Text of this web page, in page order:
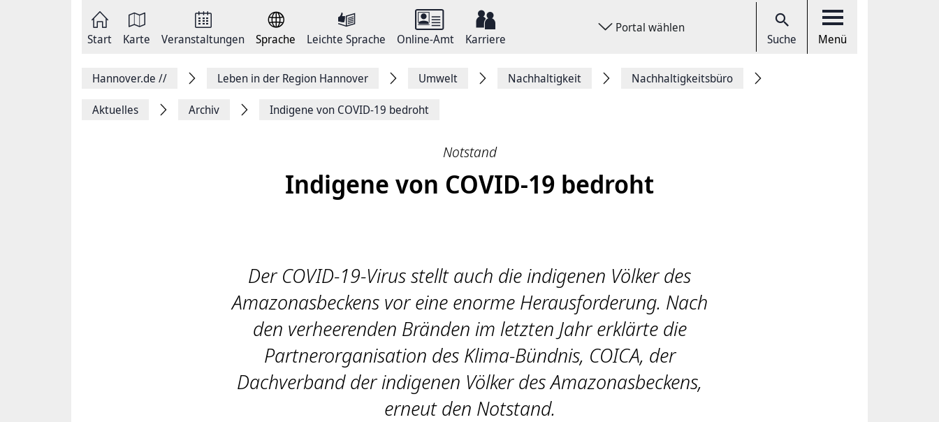
Start Karte Veranstaltungen Sprache Leichte Sprache Online-Amt Karriere
Portal wählen
Suche Menü
Hannover.de // Leben in der Region Hannover Umwelt Nachhaltigkeit Nachhaltigkeitsbüro
Aktuelles Archiv Indigene von COVID-19 bedroht
Notstand
Indigene von COVID-19 bedroht
Der COVID-19-Virus stellt auch die indigenen Völker des
Amazonasbeckens vor eine enorme Herausforderung. Nach
den verheerenden Bränden im letzten Jahr erklärte die
Partnerorganisation des Klima-Bündnis, COICA, der
Dachverband der indigenen Völker des Amazonasbeckens,
erneut den Notstand.